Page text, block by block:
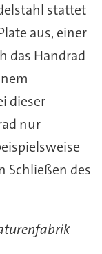
stattet
aus, einer
das Handrad
dieser
nur
Schließen des